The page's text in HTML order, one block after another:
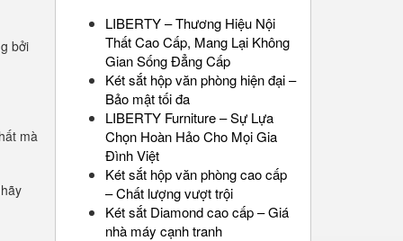
bởi
mà
LIBERTY – Thương Hiệu Nội
Thất Cao Cấp, Mang Lại Không
Gian Sống Đẳng Cấp
Két sắt hộp văn phòng hiện đại –
Bảo mật tối đa
LIBERTY Furniture – Sự Lựa
Chọn Hoàn Hảo Cho Mọi Gia
Đình Việt
Két sắt hộp văn phòng cao cấp
– Chất lượng vượt trội
Két sắt Diamond cao cấp – Giá
nhà máy cạnh tranh